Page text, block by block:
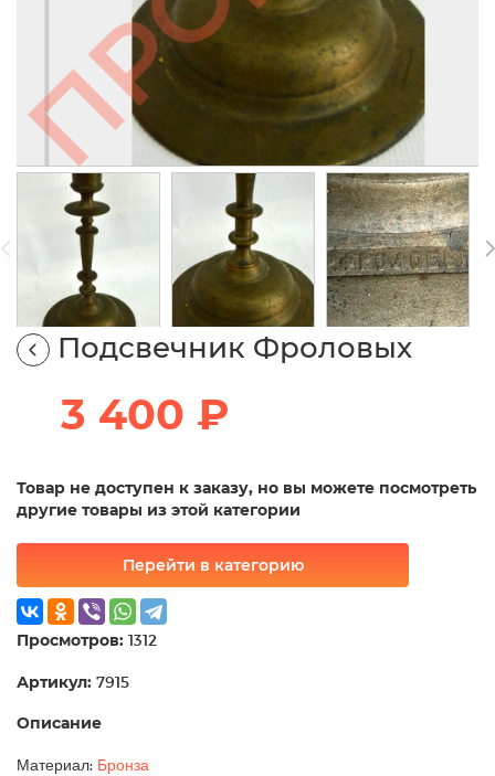
Подсвечник Фроловых
3 400 ₽
Товар не доступен к заказу, но вы можете посмотреть
другие товары из этой категории
Перейти в категорию
Просмотров: 1312
Артикул: 7915
Описание
Материал: Бронза